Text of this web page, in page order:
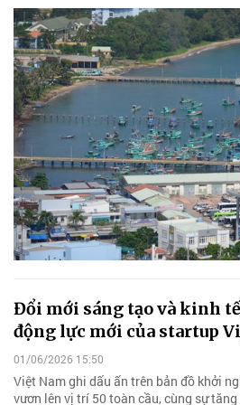
Đổi mới sáng tạo và kinh
động lực mới của startup
01/06/2026 15:50
Việt Nam ghi dấu ấn trên bản đồ khởi
vươn lên vị trí 50 toàn cầu, cùng sự